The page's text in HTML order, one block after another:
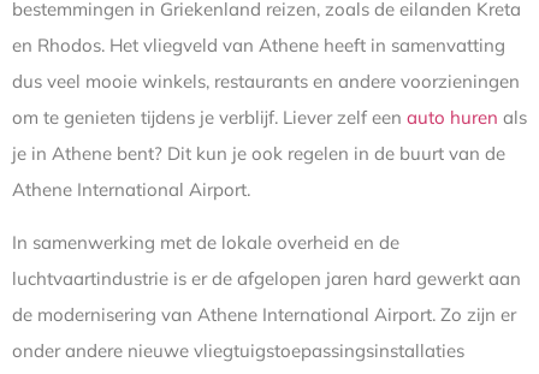
bestemmingen in Griekenland reizen, zoals de eilanden Kreta
en Rhodos. Het vliegveld van Athene heeft in samenvatting
dus veel mooie winkels, restaurants en andere voorzieningen
om te genieten tijdens je verblijf. Liever zelf een auto huren als
je in Athene bent? Dit kun je ook regelen in de buurt van de
Athene International Airport.
In samenwerking met de lokale overheid en de
luchtvaartindustrie is er de afgelopen jaren hard gewerkt aan
de modernisering van Athene International Airport. Zo zijn er
onder andere nieuwe vliegtuigstoepassingsinstallaties